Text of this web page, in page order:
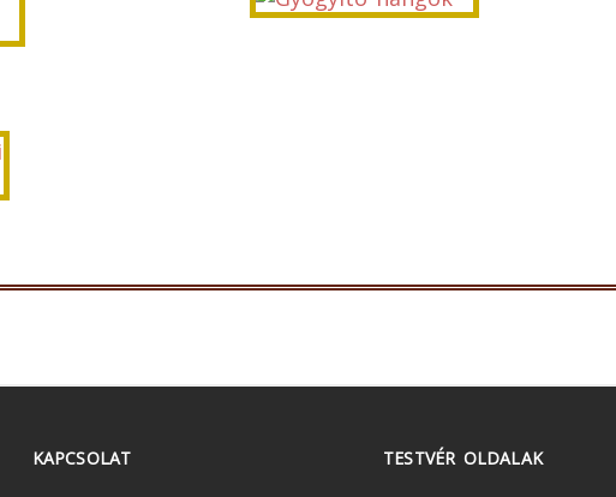
KAPCSOLAT TESTVÉR OLDALAK